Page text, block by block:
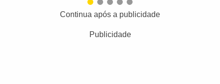
Continua após a publicidade
Publicidade